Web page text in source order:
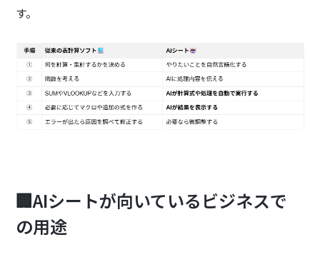
す。
🏢AIシートが向いているビジネスで
の用途